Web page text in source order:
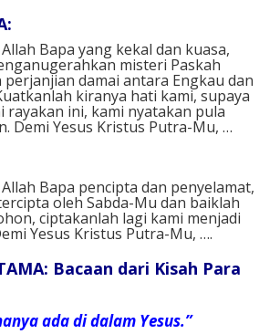
Bapa yang kekal dan kuasa,
misteri Paskah
damai antara Engkau dan
kiranya hati kami, supaya
rayakan ini, kami nyatakan pula
Demi Yesus Kristus Putra-Mu, …⁣⁣
Bapa pencipta dan penyelamat,
oleh Sabda-Mu dan baiklah
ciptakanlah lagi kami menjadi
Yesus Kristus Putra-Mu, ….⁣⁣
Bacaan dari Kisah Para
ada di dalam Yesus.”